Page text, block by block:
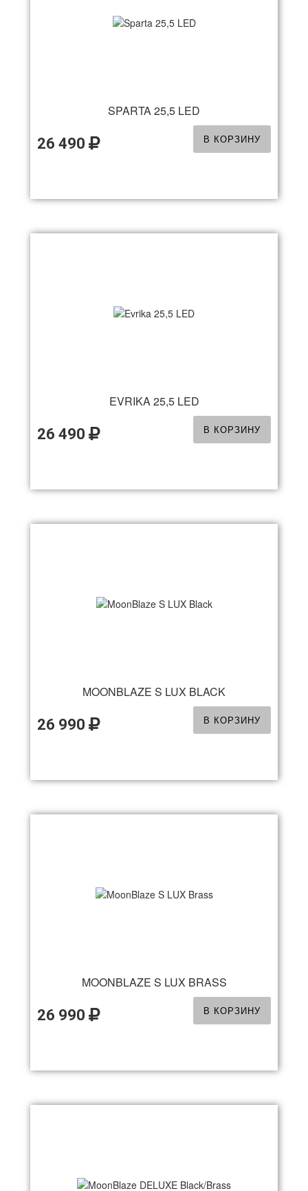
SPARTA 25,5 LED
26 490 В КОРЗИНУ
EVRIKA 25,5 LED
26 490 В КОРЗИНУ
MOONBLAZE S LUX BLACK
26 990 В КОРЗИНУ
MOONBLAZE S LUX BRASS
26 990 В КОРЗИНУ